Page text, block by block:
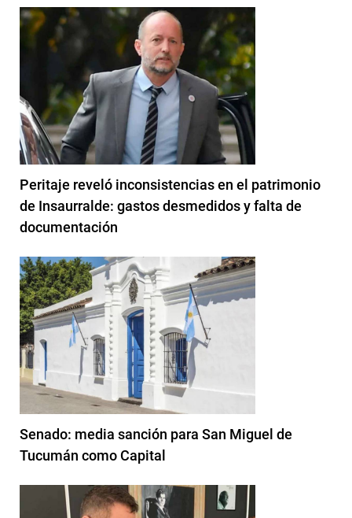
Peritaje reveló inconsistencias en el patrimonio
de Insaurralde: gastos desmedidos y falta de
documentación
Senado: media sanción para San Miguel de
Tucumán como Capital